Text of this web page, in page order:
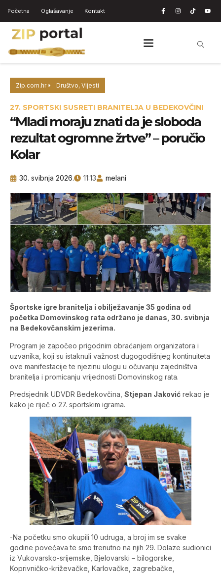
Početna Oglašavanje Kontakt
Zip.com.hr Društvo, Vijesti
27. SPORTSKI SUSRETI BRANITELJA U BEDEKOVČINI
“Mladi moraju znati da je sloboda
rezultat ogromne žrtve” – poručio
Kolar
30. svibnja 2026. 11:13 melani
Športske igre branitelja i obilježavanje 35 godina od
početka Domovinskog rata održano je danas, 30. svibnja
na Bedekovčanskim jezerima.
Program je započeo prigodnim obraćanjem organizatora i
uzvanika, koji su istaknuli važnost dugogodišnjeg kontinuiteta
ove manifestacije te njezinu ulogu u očuvanju zajedništva
branitelja i promicanju vrijednosti Domovinskog rata.
Predsjednik UDVDR Bedekovčina, Stjepan Jaković rekao je
kako je riječ o 27. sportskim igrama.
-Na početku smo okupili 10 udruga, a broj im se svake
godine povećava te smo trenutno na njih 29. Dolaze sudionici
iz Vukovarsko-srijemske, Bjelovarski – bilogorske,
Koprivničko-križevačke, Karlovačke, zagrebačke,